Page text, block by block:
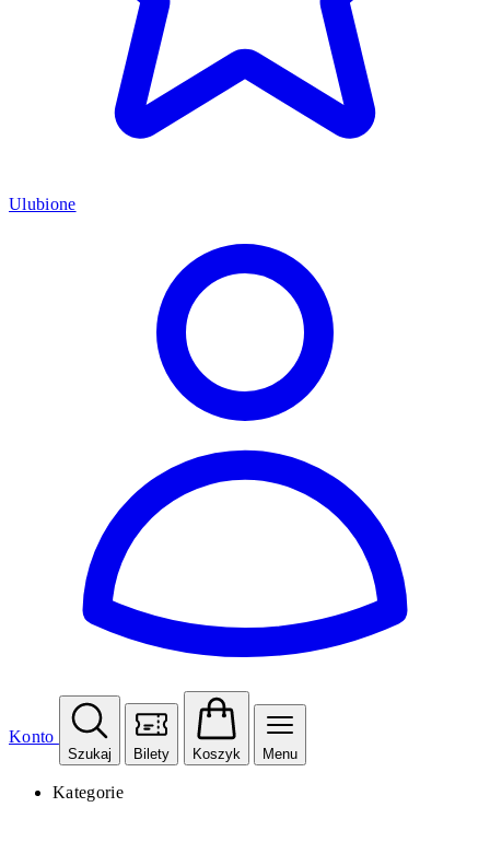
Ulubione
Konto
Szukaj Bilety Koszyk Menu
Kategorie